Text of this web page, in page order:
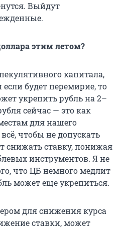
Выйдут
этим летом?
капитала,
будет перемирие, то
укрепить рубль на 2–
сейчас — это как
для нашего
чтобы не допускать
снижать ставку, понижая
инструментов. Я не
что ЦБ немного медлит
может еще укрепиться.
для снижения курса
ставки, может